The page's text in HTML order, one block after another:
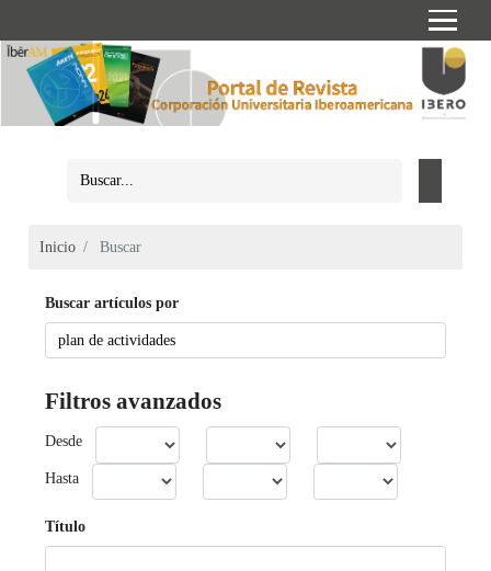
Inicio Buscar
Buscar artículos por
Filtros avanzados
Desde
Hasta
Título